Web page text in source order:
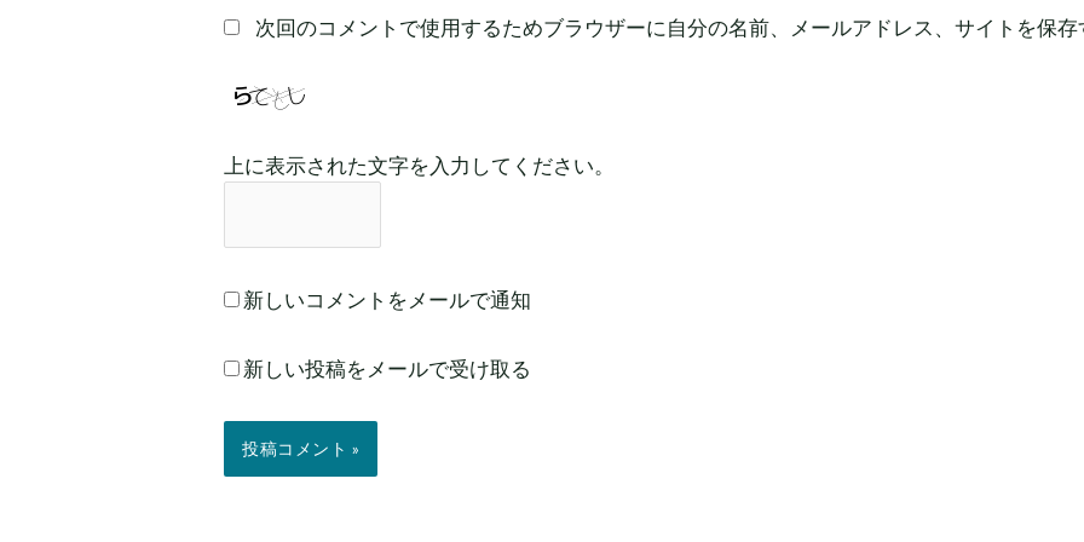
次回のコメントで使用するためブラウザーに自分の名前、メールアドレス、サイトを保存
上に表示された文字を入力してください。
新しいコメントをメールで通知
新しい投稿をメールで受け取る